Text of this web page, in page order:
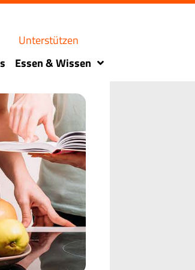
Unterstützen
Essen & Wissen